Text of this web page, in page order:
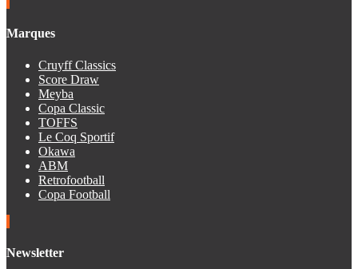
Marques
Cruyff Classics
Score Draw
Meyba
Copa Classic
TOFFS
Le Coq Sportif
Okawa
ABM
Retrofootball
Copa Football
Newsletter